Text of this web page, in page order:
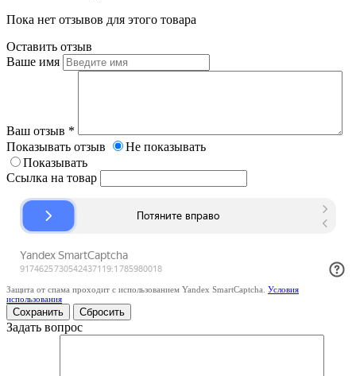
Пока нет отзывов для этого товара
Оставить отзыв
Ваше имя
Ваш отзыв *
Показывать отзыв
Не показывать
Показывать
Ссылка на товар
Защита от спама проходит с использованием Yandex SmartCaptcha. Условия
использования
Сбросить
Задать вопрос